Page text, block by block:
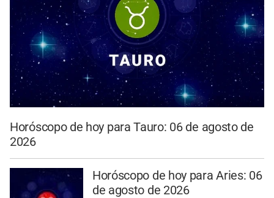
Horóscopo de hoy para Tauro: 06 de agosto de
2026
Horóscopo de hoy para Aries: 06
de agosto de 2026